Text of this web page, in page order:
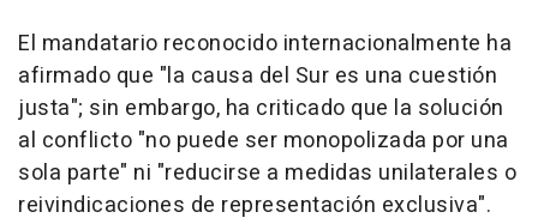
El mandatario reconocido internacionalmente ha
afirmado que "la causa del Sur es una cuestión
justa"; sin embargo, ha criticado que la solución
al conflicto "no puede ser monopolizada por una
sola parte" ni "reducirse a medidas unilaterales o
reivindicaciones de representación exclusiva".